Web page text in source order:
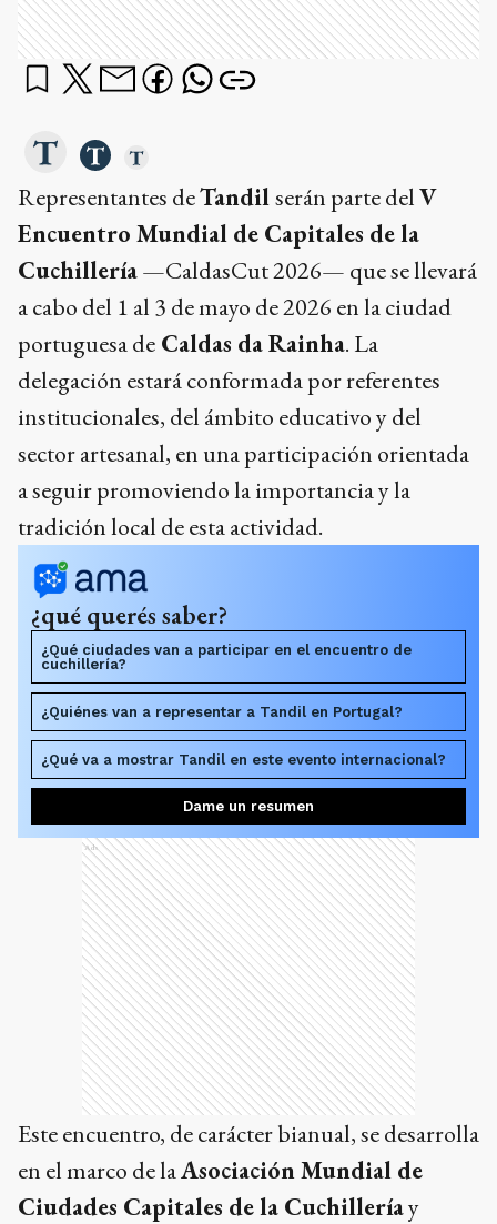
Representantes deTandilserán parte delV
Encuentro Mundial de Capitales de la
Cuchillería—CaldasCut 2026— que se llevará
a cabo del 1 al 3 de mayo de 2026 en la ciudad
portuguesa de Caldas da Rainha. La
delegación estará conformada por referentes
institucionales, del ámbito educativo y del
sector artesanal, en una participación orientada
a seguir promoviendo la importancia y la
tradición local de esta actividad.
¿qué querés saber?
¿Qué ciudades van a participar en el encuentro de
cuchillería?
¿Quiénes van a representar a Tandil en Portugal?
¿Qué va a mostrar Tandil en este evento internacional?
Dame un resumen
Ads
Este encuentro, de carácter bianual, se desarrolla
en el marco de laAsociación Mundial de
Ciudades Capitales de la Cuchilleríay